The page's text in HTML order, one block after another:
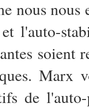
nous
l'auto-
soient
de